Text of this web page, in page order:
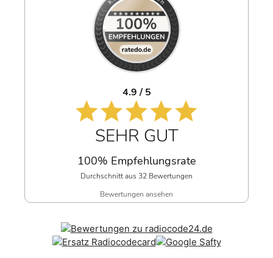
4.9 / 5
SEHR GUT
100% Empfehlungsrate
Durchschnitt aus 32 Bewertungen
Bewertungen ansehen